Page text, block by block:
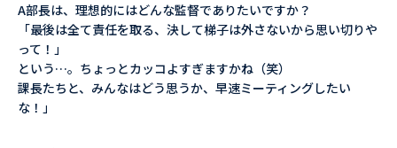
A部長は、理想的にはどんな監督でありたいですか？
「最後は全て責任を取る、決して梯子は外さないから思い切りや
って！」
という…。ちょっとカッコよすぎますかね（笑）
課長たちと、みんなはどう思うか、早速ミーティングしたい
な！」